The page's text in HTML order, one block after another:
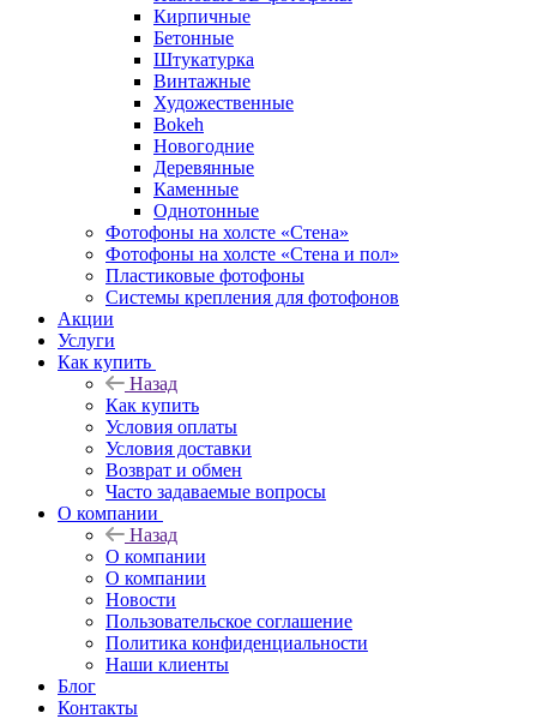
Кирпичные
Бетонные
Штукатурка
Винтажные
Художественные
Bokeh
Новогодние
Деревянные
Каменные
Однотонные
Фотофоны на холсте «Стена»
Фотофоны на холсте «Стена и пол»
Пластиковые фотофоны
Системы крепления для фотофонов
Акции
Услуги
Как купить
Назад
Как купить
Условия оплаты
Условия доставки
Возврат и обмен
Часто задаваемые вопросы
О компании
Назад
О компании
О компании
Новости
Пользовательское соглашение
Политика конфиденциальности
Наши клиенты
Блог
Контакты